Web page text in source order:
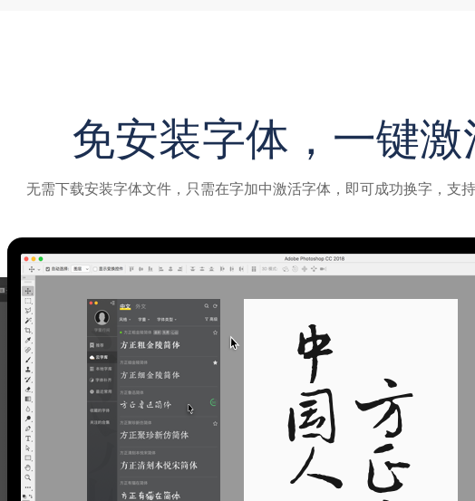
免安装字体，一键激
无需下载安装字体文件，只需在字加中激活字体，即可成功换字，支